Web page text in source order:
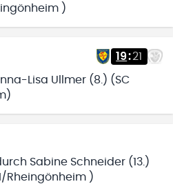
)
19:21
Lisa Ullmer (8.) (SC
Sabine Schneider (13.)
Rheingönheim )